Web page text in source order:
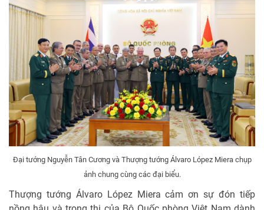
Đại tướng Nguyễn Tân Cương và Thượng tướng Álvaro López Miera chụp
ảnh chung cùng các đại biểu.
Thượng tướng Álvaro López Miera cảm ơn sự đón tiếp